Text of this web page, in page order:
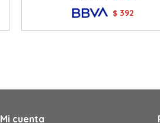
$ 392
Mi cuenta